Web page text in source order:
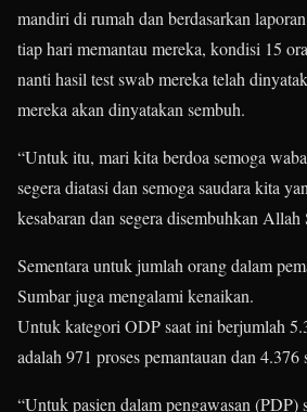
mandiri di rumah dan berdasarkan
tiap hari memantau mereka, kondisi 15
nanti hasil test swab mereka telah
mereka akan dinyatakan sembuh.
“Untuk itu, mari kita berdoa semoga
segera diatasi dan semoga saudara kita
kesabaran dan segera disembuhkan
Sementara untuk jumlah orang dalam
Sumbar juga mengalami kenaikan.
Untuk kategori ODP saat ini berjumlah
adalah 971 proses pemantauan dan 4.376
“Untuk pasien dalam pengawasan (PDP)